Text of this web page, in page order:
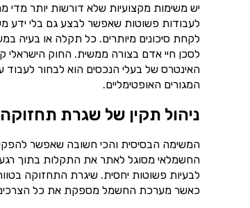
יש משימות מקצועיות שלא דורשות יותר
לעבודות פשוטות שאפשר לבצע גם בלי ידע
לקחת סיכונים מיותרים. כל תקלה או בעיה
לסכן חיי אדם בצורה ממשית. החוק הישראלי
האינטרס של בעלי הנכסים הוא לבחור
המגורים האופטימליים.
ניהול תקין של שגרת תחזוקה
המשימה הבסיסית והכי חשובה שאפשר
החשמלאי מסוגל לאתר את התקלות בתוך
לבעיות פשוטות יחסית. שיגרת התחזוקה
כאשר מערכת החשמל מספקת את כל